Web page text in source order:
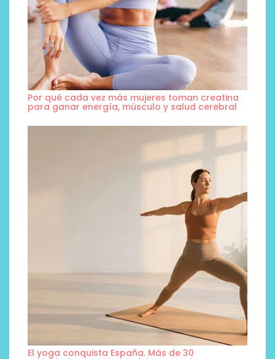
Por qué cada vez más mujeres toman creatina
para ganar energía, músculo y salud cerebral
El yoga conquista España. Más de 30